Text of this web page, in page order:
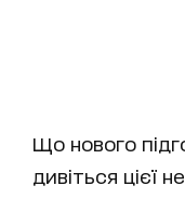
Що нового
дивіться цієї